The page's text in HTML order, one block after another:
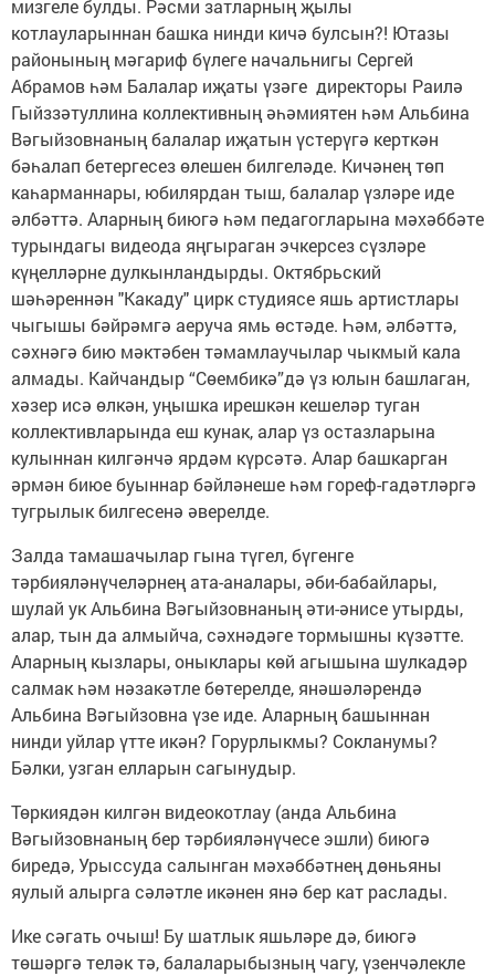
мизгеле булды. Рәсми затларның җылы
котлауларыннан башка нинди кичә булсын?! Ютазы
районының мәгариф бүлеге начальнигы Сергей
Абрамов һәм Балалар иҗаты үзәге директоры Раилә
Гыйззәтуллина коллективның әһәмиятен һәм Альбина
Вәгыйзовнаның балалар иҗатын үстерүгә керткән
бәһалап бетергесез өлешен билгеләде. Кичәнең төп
каһарманнары, юбилярдан тыш, балалар үзләре иде
әлбәттә. Аларның биюгә һәм педагогларына мәхәббәте
турындагы видеода яңгыраган эчкерсез сүзләре
күңелләрне дулкынландырды. Октябрьский
шәһәреннән "Какаду" цирк студиясе яшь артистлары
чыгышы бәйрәмгә аеруча ямь өстәде. Һәм, әлбәттә,
сәхнәгә бию мәктәбен тәмамлаучылар чыкмый кала
алмады. Кайчандыр “Сөембикә”дә үз юлын башлаган,
хәзер исә өлкән, уңышка ирешкән кешеләр туган
коллективларында еш кунак, алар үз остазларына
кулыннан килгәнчә ярдәм күрсәтә. Алар башкарган
әрмән биюе буыннар бәйләнеше һәм гореф-гадәтләргә
тугрылык билгесенә әверелде.
Залда тамашачылар гына түгел, бүгенге
тәрбияләнүчеләрнең ата-аналары, әби-бабайлары,
шулай ук Альбина Вәгыйзовнаның әти-әнисе утырды,
алар, тын да алмыйча, сәхнәдәге тормышны күзәтте.
Аларның кызлары, оныклары көй агышына шулкадәр
салмак һәм нәзакәтле бөтерелде, янәшәләрендә
Альбина Вәгыйзовна үзе иде. Аларның башыннан
нинди уйлар үтте икән? Горурлыкмы? Сокланумы?
Бәлки, узган елларын сагынудыр.
Төркиядән килгән видеокотлау (анда Альбина
Вәгыйзовнаның бер тәрбияләнүчесе эшли) биюгә
биредә, Урыссуда салынган мәхәббәтнең дөньяны
яулый алырга сәләтле икәнен янә бер кат раслады.
Ике сәгать очыш! Бу шатлык яшьләре дә, биюгә
төшәргә теләк тә, балаларыбызның чагу, үзенчәлекле